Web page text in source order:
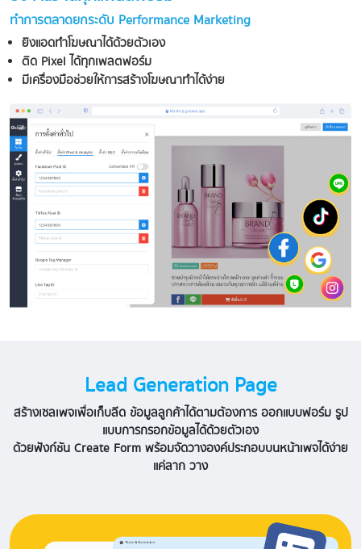
ทำการตลาดยกระดับ Performance Marketing
ยิงแอดทำโฆษณาได้ด้วยตัวเอง
ติด Pixel ได้ทุกเพลตฟอร์ม
มีเครื่องมือช่วยให้การสร้างโฆษณาทำได้ง่าย
Lead Generation Page
สร้างเซลเพจเพื่อเก็บลีด ข้อมูลลูกค้าได้ตามต้องการ ออกแบบฟอร์ม รูป
แบบการกรอกข้อมูลได้ด้วยตัวเอง
ด้วยฟังก์ชัน Create Form พร้อมจัดวางองค์ประกอบบนหน้าเพจได้ง่าย
แค่ลาก วาง